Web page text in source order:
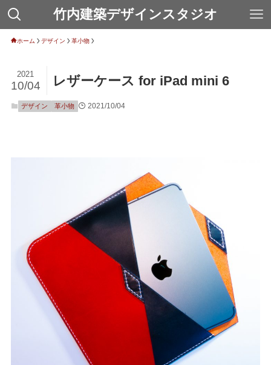
竹内建築デザインスタジオ
ホーム デザイン 革小物
レザーケース for iPad mini 6
2021
10/04
デザイン 革小物 2021/10/04